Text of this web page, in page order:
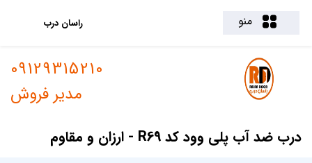
منو راسان درب
درب ضد آب پلی وود کد R69 - ارزان و مقاوم
09129315210
مدیر فروش